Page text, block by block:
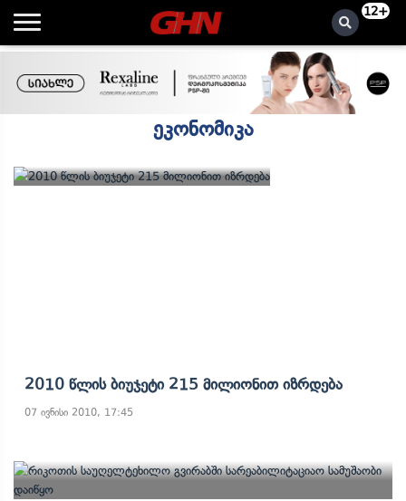
12+
ეკონომიკა
2010 Წლის Ბიუჯეტი 215 Მილიონით Იზრდება
07 ივნისი 2010, 17:45